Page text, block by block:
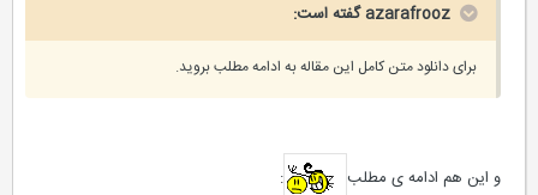
azarafrooz گفته است:
برای دانلود متن کامل این مقاله به ادامه مطلب بروید.
و این هم ادامه ی مطلب :